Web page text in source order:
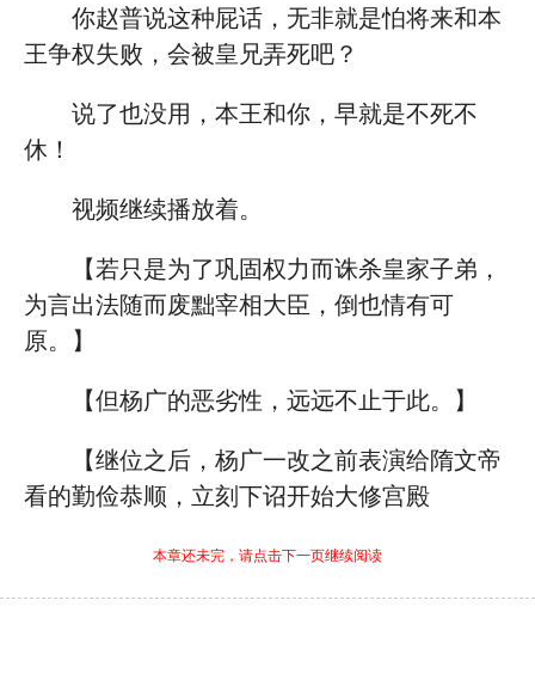
你赵普说这种屁话，无非就是怕将来和本
王争权失败，会被皇兄弄死吧？
说了也没用，本王和你，早就是不死不
休！
视频继续播放着。
【若只是为了巩固权力而诛杀皇家子弟，
为言出法随而废黜宰相大臣，倒也情有可
原。】
【但杨广的恶劣性，远远不止于此。】
【继位之后，杨广一改之前表演给隋文帝
看的勤俭恭顺，立刻下诏开始大修宫殿
本章还未完，请点击下一页继续阅读